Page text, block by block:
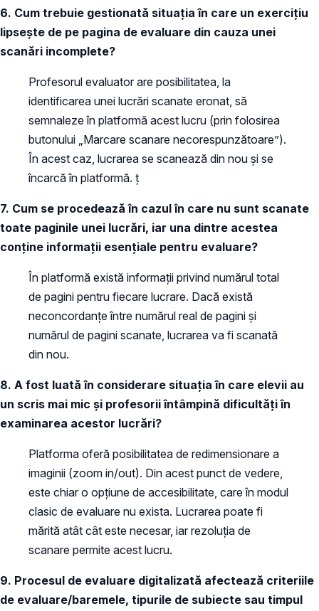
6. Cum trebuie gestionată situația în care un exercițiu
lipsește de pe pagina de evaluare din cauza unei
scanări incomplete?
Profesorul evaluator are posibilitatea, la
identificarea unei lucrări scanate eronat, să
semnaleze în platformă acest lucru (prin folosirea
butonului „Marcare scanare necorespunzătoare”).
În acest caz, lucrarea se scanează din nou și se
încarcă în platformă. ț
7. Cum se procedează în cazul în care nu sunt scanate
toate paginile unei lucrări, iar una dintre acestea
conține informații esențiale pentru evaluare?
În platformă există informații privind numărul total
de pagini pentru fiecare lucrare. Dacă există
neconcordanțe între numărul real de pagini și
numărul de pagini scanate, lucrarea va fi scanată
din nou.
8. A fost luată în considerare situația în care elevii au
un scris mai mic și profesorii întâmpină dificultăți în
examinarea acestor lucrări?
Platforma oferă posibilitatea de redimensionare a
imaginii (zoom in/out). Din acest punct de vedere,
este chiar o opțiune de accesibilitate, care în modul
clasic de evaluare nu exista. Lucrarea poate fi
mărită atât cât este necesar, iar rezoluția de
scanare permite acest lucru.
9. Procesul de evaluare digitalizată afectează criteriile
de evaluare/baremele, tipurile de subiecte sau timpul